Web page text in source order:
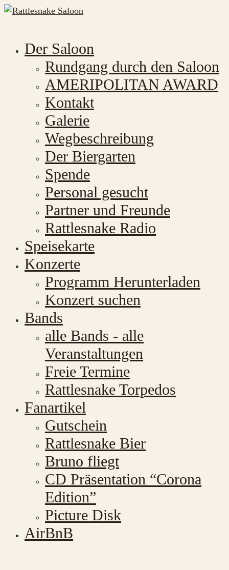
Der Saloon
Rundgang durch den Saloon
AMERIPOLITAN AWARD
Kontakt
Galerie
Wegbeschreibung
Der Biergarten
Spende
Personal gesucht
Partner und Freunde
Rattlesnake Radio
Speisekarte
Konzerte
Programm Herunterladen
Konzert suchen
Bands
alle Bands - alle
Veranstaltungen
Freie Termine
Rattlesnake Torpedos
Fanartikel
Gutschein
Rattlesnake Bier
Bruno fliegt
CD Präsentation “Corona
Edition”
Picture Disk
AirBnB